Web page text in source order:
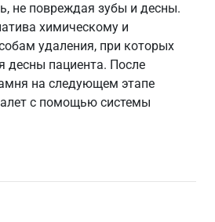
не повреждая зубы и десны.
химическому и
удаления, при которых
десны пациента. После
на следующем этапе
с помощью системы